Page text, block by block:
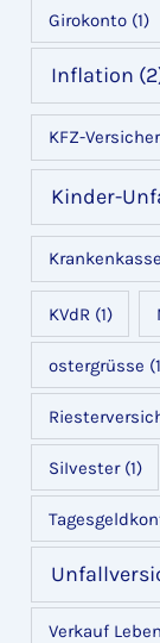
Girokonto(1)
Inflation
KFZ-
Kinder-
Krankenkasse
KVdR (1)
ostergrüsse
SiIvester(1)
Verkauf